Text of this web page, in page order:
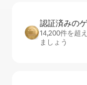
認証済みの
14,200件を超
ましょう